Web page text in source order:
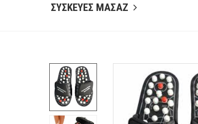
ΣΥΣΚΕΥΕΣ ΜΑΣΑΖ